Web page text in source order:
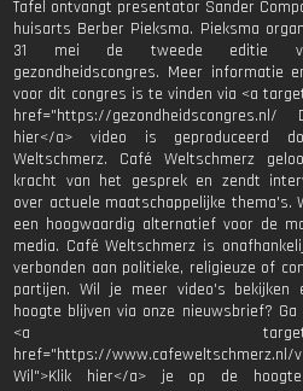
Tafel ontvangt presentator Sander
huisarts Berber Pieksma. Pieksma
31 mei de tweede editie
gezondheidscongres. Meer informatie
voor dit congres is te vinden via <a
href="https://gezondheidscongres.nl/
hier</a> video is geproduceerd
Weltschmerz. Café Weltschmerz
kracht van het gesprek en zendt
over actuele maatschappelijke thema's.
een hoogwaardig alternatief voor de
media. Café Weltschmerz is
verbonden aan politieke, religieuze of
partijen. Wil je meer video's bekijken
hoogte blijven via onze nieuwsbrief? Ga
<a
href="https://www.cafeweltschmerz.nl/
Wil">Klik hier</a> je op de